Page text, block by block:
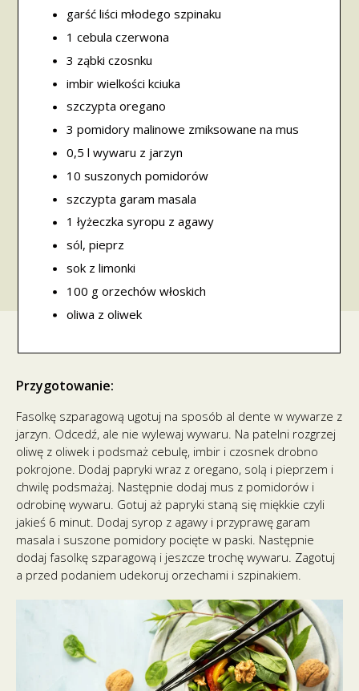
garść liści młodego szpinaku
1 cebula czerwona
3 ząbki czosnku
imbir wielkości kciuka
szczypta oregano
3 pomidory malinowe zmiksowane na mus
0,5 l wywaru z jarzyn
10 suszonych pomidorów
szczypta garam masala
1 łyżeczka syropu z agawy
sól, pieprz
sok z limonki
100 g orzechów włoskich
oliwa z oliwek
Przygotowanie:
Fasolkę szparagową ugotuj na sposób al dente w wywarze z
jarzyn. Odcedź, ale nie wylewaj wywaru. Na patelni rozgrzej
oliwę z oliwek i podsmaż cebulę, imbir i czosnek drobno
pokrojone. Dodaj papryki wraz z oregano, solą i pieprzem i
chwilę podsmażaj. Następnie dodaj mus z pomidorów i
odrobinę wywaru. Gotuj aż papryki staną się miękkie czyli
jakieś 6 minut. Dodaj syrop z agawy i przyprawę garam
masala i suszone pomidory pocięte w paski. Następnie
dodaj fasolkę szparagową i jeszcze trochę wywaru. Zagotuj
a przed podaniem udekoruj orzechami i szpinakiem.